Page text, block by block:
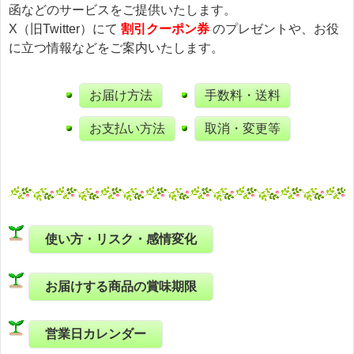
函などのサービスをご提供いたします。
X（旧Twitter）にて 割引クーポン券 のプレゼントや、お役
に立つ情報などをご案内いたします。
お届け方法
お支払い方法
手数料・送料
取消・変更等
使い方・リスク・感情変化
お届けする商品の賞味期限
営業日カレンダー